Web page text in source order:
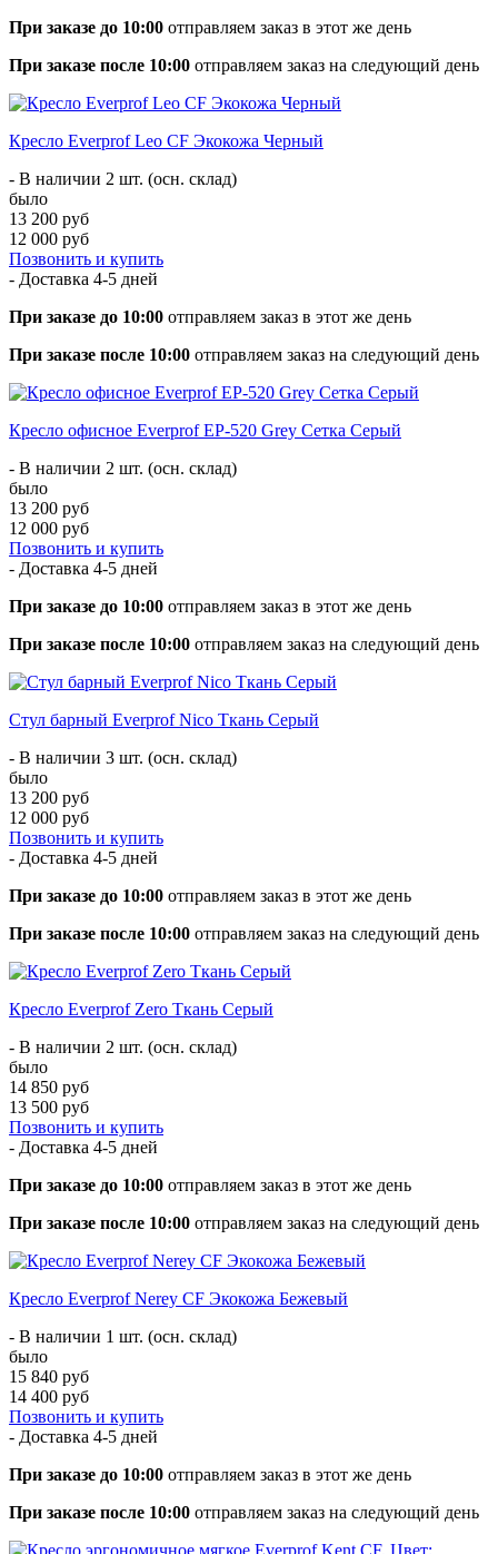
При заказе до 10:00 отправляем заказ в этот же день
При заказе после 10:00 отправляем заказ на следующий день
Кресло Everprof Leo CF Экокожа Черный
- В наличии 2 шт. (осн. склад)
было
13 200 руб
12 000 руб
Позвонить и купить
- Доставка 4-5 дней
При заказе до 10:00 отправляем заказ в этот же день
При заказе после 10:00 отправляем заказ на следующий день
Кресло офисное Everprof EP-520 Grey Сетка Серый
- В наличии 2 шт. (осн. склад)
было
13 200 руб
12 000 руб
Позвонить и купить
- Доставка 4-5 дней
При заказе до 10:00 отправляем заказ в этот же день
При заказе после 10:00 отправляем заказ на следующий день
Стул барный Everprof Nico Ткань Серый
- В наличии 3 шт. (осн. склад)
было
13 200 руб
12 000 руб
Позвонить и купить
- Доставка 4-5 дней
При заказе до 10:00 отправляем заказ в этот же день
При заказе после 10:00 отправляем заказ на следующий день
Кресло Everprof Zero Ткань Серый
- В наличии 2 шт. (осн. склад)
было
14 850 руб
13 500 руб
Позвонить и купить
- Доставка 4-5 дней
При заказе до 10:00 отправляем заказ в этот же день
При заказе после 10:00 отправляем заказ на следующий день
Кресло Everprof Nerey CF Экокожа Бежевый
- В наличии 1 шт. (осн. склад)
было
15 840 руб
14 400 руб
Позвонить и купить
- Доставка 4-5 дней
При заказе до 10:00 отправляем заказ в этот же день
При заказе после 10:00 отправляем заказ на следующий день